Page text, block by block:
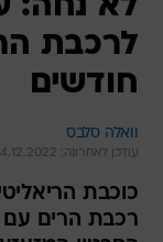
לא נחה:
חודשים
וואלה סלבס
עודכן לאחרונה: 4.12.2022 / 9:18
כוכבת
רכבת הרים